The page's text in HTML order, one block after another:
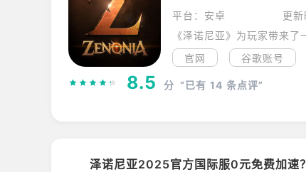
平台：安卓
更
官网
谷歌账号
8.5 分 “已有 14 条点评”
泽诺尼亚2025官方国际服0元免费加速？